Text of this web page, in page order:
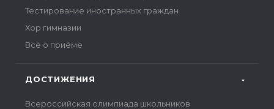
Тестирование иностранных граждан
Хор гимназии
Всё о приёме
ДОСТИЖЕНИЯ
Всероссийская олимпиада школьников